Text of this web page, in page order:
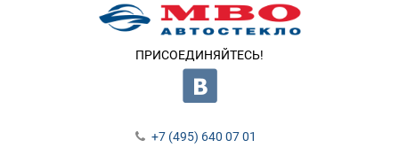
ПРИСОЕДИНЯЙТЕСЬ!
+7 (495) 640 07 01